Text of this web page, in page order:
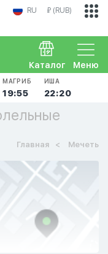
RU ₽ (RUB)
Меню
Каталог
МАГРИБ
19:55
ИША
22:20
Главная Мечеть